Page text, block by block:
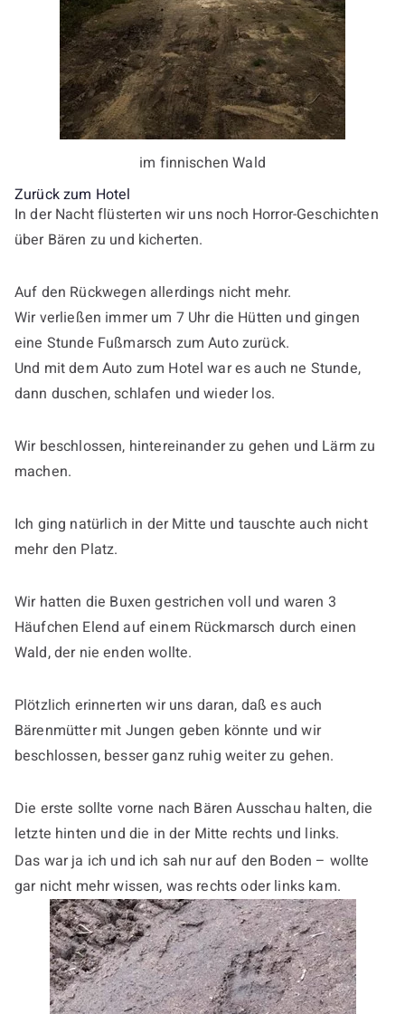
im finnischen Wald
Zurück zum Hotel
In der Nacht flüsterten wir uns noch Horror-Geschichten
über Bären zu und kicherten.
Auf den Rückwegen allerdings nicht mehr.
Wir verließen immer um 7 Uhr die Hütten und gingen
eine Stunde Fußmarsch zum Auto zurück.
Und mit dem Auto zum Hotel war es auch ne Stunde,
dann duschen, schlafen und wieder los.
Wir beschlossen, hintereinander zu gehen und Lärm zu
machen.
Ich ging natürlich in der Mitte und tauschte auch nicht
mehr den Platz.
Wir hatten die Buxen gestrichen voll und waren 3
Häufchen Elend auf einem Rückmarsch durch einen
Wald, der nie enden wollte.
Plötzlich erinnerten wir uns daran, daß es auch
Bärenmütter mit Jungen geben könnte und wir
beschlossen, besser ganz ruhig weiter zu gehen.
Die erste sollte vorne nach Bären Ausschau halten, die
letzte hinten und die in der Mitte rechts und links.
Das war ja ich und ich sah nur auf den Boden – wollte
gar nicht mehr wissen, was rechts oder links kam.